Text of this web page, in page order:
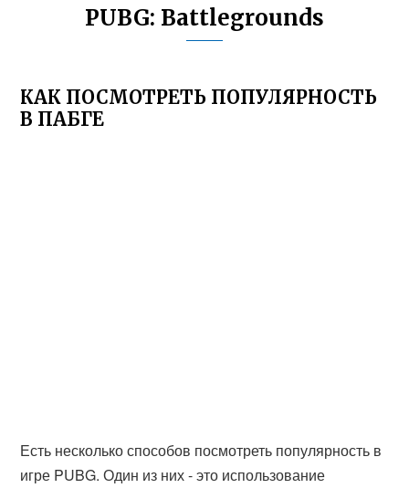
PUBG: Battlegrounds
КАК ПОСМОТРЕТЬ ПОПУЛЯРНОСТЬ
В ПАБГЕ
Есть несколько способов посмотреть популярность в
игре PUBG. Один из них - это использование